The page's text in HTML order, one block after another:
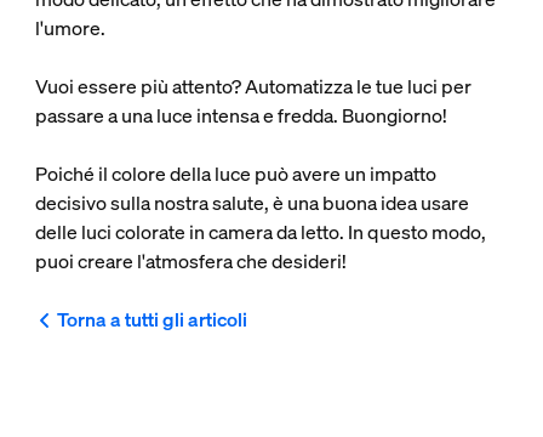
l'umore.
Vuoi essere più attento? Automatizza le tue luci per
passare a una luce intensa e fredda. Buongiorno!
Poiché il colore della luce può avere un impatto
decisivo sulla nostra salute, è una buona idea usare
delle luci colorate in camera da letto. In questo modo,
puoi creare l'atmosfera che desideri!
Torna a tutti gli articoli